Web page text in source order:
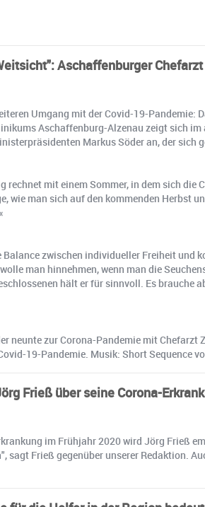
Aschaffenburger
Umgang mit der Covid-19-
Aschaffenburg-Alzenau zeigt sich
Markus Söder an, der sich
rechnet mit einem Sommer, in dem sich
wie man sich auf den kommenden Herbst
Balance zwischen individueller Freiheit
man hinnehmen, wenn man die
hält er für sinnvoll. Es brauche
neunte zur Corona-Pandemie mit
19-Pandemie. Musik: Short Sequence
Frieß über seine Corona-
im Früh­jahr 2020 wird Jörg Frieß
sagt Frieß ge­gen­über un­se­rer Re­dak­ti­on.